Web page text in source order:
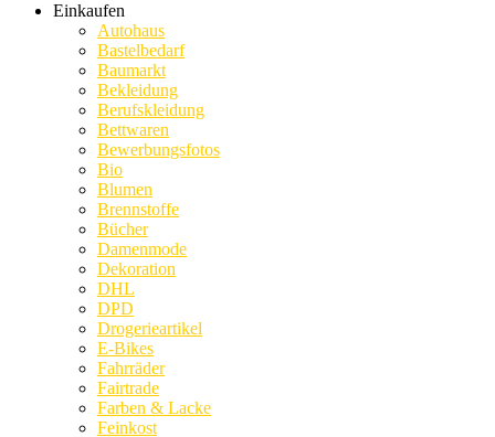
Einkaufen
Autohaus
Bastelbedarf
Baumarkt
Bekleidung
Berufskleidung
Bettwaren
Bewerbungsfotos
Bio
Blumen
Brennstoffe
Bücher
Damenmode
Dekoration
DHL
DPD
Drogerieartikel
E-Bikes
Fahrräder
Fairtrade
Farben & Lacke
Feinkost